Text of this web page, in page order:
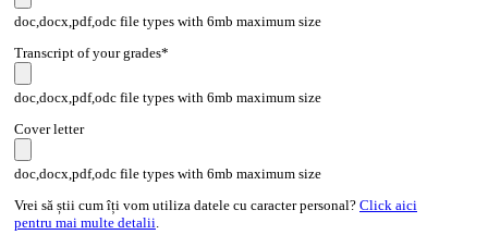
doc,docx,pdf,odc file types with 6mb maximum size
Transcript of your grades*
doc,docx,pdf,odc file types with 6mb maximum size
Cover letter
doc,docx,pdf,odc file types with 6mb maximum size
Vrei să știi cum îți vom utiliza datele cu caracter personal? Click aici
pentru mai multe detalii.